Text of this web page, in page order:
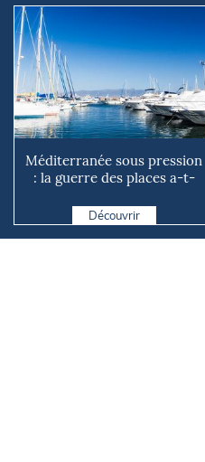
Méditerranée sous pression
: la guerre des places a-t-
Découvrir